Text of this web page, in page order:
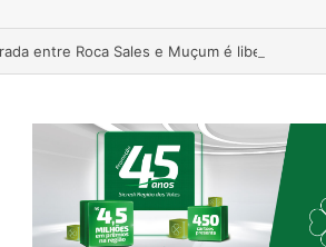
entre Roca Sales e Muçum é liberada